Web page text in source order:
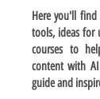
Here you'll
tools, ideas for
courses to
content with
guide and